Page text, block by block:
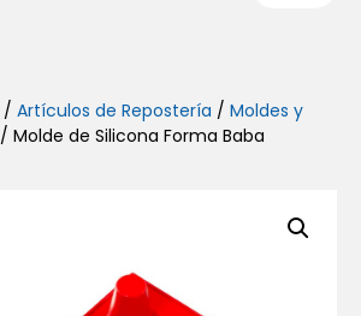
/ Artículos de Repostería / Moldes y
/ Molde de Silicona Forma Baba